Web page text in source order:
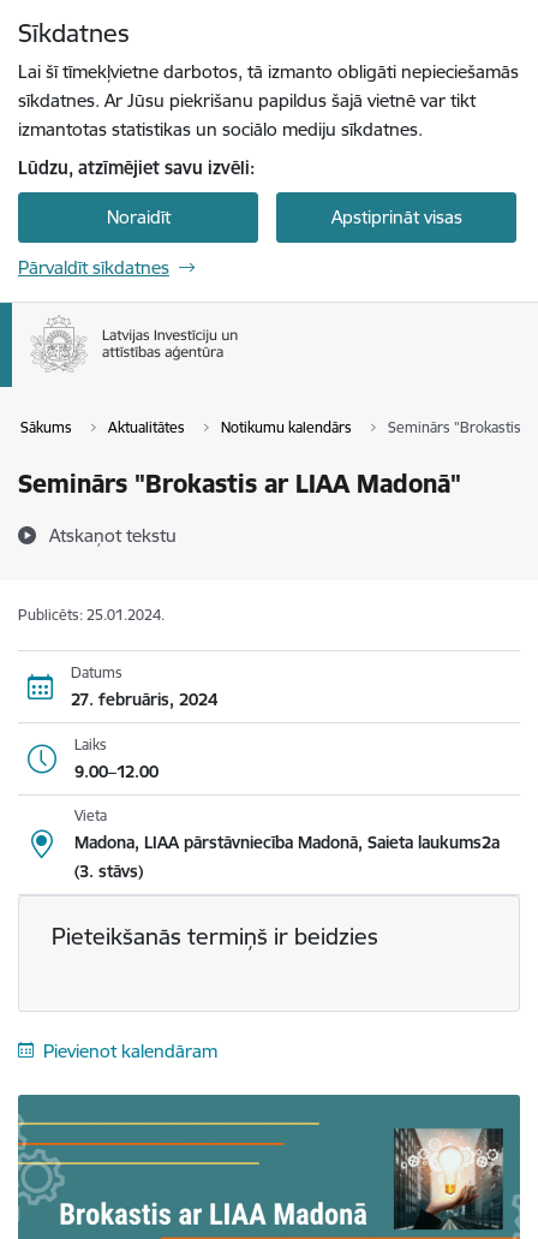
Sīkdatnes
Lai šī tīmekļvietne darbotos, tā izmanto obligāti nepieciešamās
sīkdatnes. Ar Jūsu piekrišanu papildus šajā vietnē var tikt
izmantotas statistikas un sociālo mediju sīkdatnes.
Lūdzu, atzīmējiet savu izvēli:
Noraidīt Apstiprināt visas
Pārvaldīt sīkdatnes
Sākums Aktualitātes Notikumu kalendārs Seminārs "Brokastis
Seminārs "Brokastis ar LIAA Madonā"
Atskaņot tekstu
Publicēts: 25.01.2024.
Datums
27. februāris, 2024
Laiks
9.00–12.00
Vieta
Madona, LIAA pārstāvniecība Madonā, Saieta laukums2a
(3. stāvs)
Pieteikšanās termiņš ir beidzies
Pievienot kalendāram